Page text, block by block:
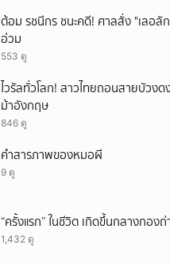
ต้อม รชนีกร ชนะคดี! ศาลสั่ง "เลอลั
อ่วม
553 ดู
ไวรัลทั่วโลก! สาวไทยถอนสายบัวงด
ม้าอังกฤษ
846 ดู
คำสารภาพของหมอผี
9 ดู
“ครั้งแรก” ในชีวิต เกิดขึ้นกลางกองถ่
1,432 ดู